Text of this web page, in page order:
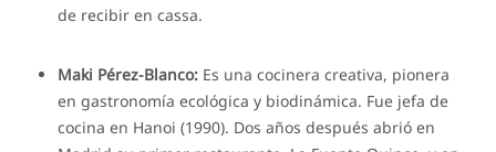
de recibir en cassa.
Maki Pérez-Blanco: Es una cocinera creativa, pionera
en gastronomía ecológica y biodinámica. Fue jefa de
cocina en Hanoi (1990). Dos años después abrió en